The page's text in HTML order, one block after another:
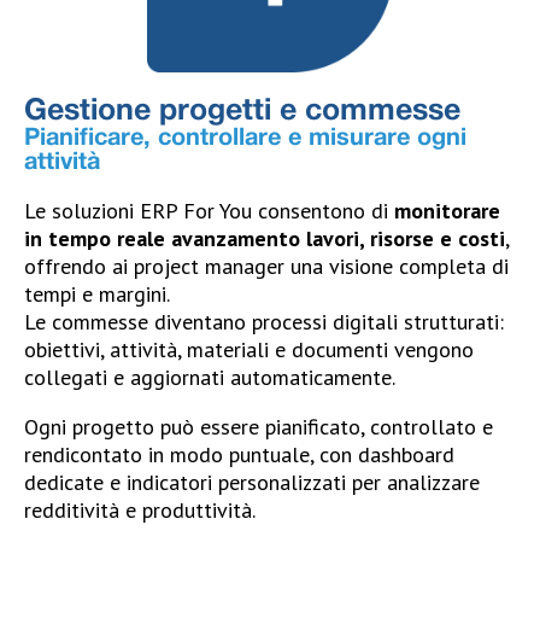
Gestione progetti e commesse
Pianificare, controllare e misurare ogni
attività
Le soluzioni ERP For You consentono di monitorare
in tempo reale avanzamento lavori, risorse e costi,
offrendo ai project manager una visione completa di
tempi e margini.
Le commesse diventano processi digitali strutturati:
obiettivi, attività, materiali e documenti vengono
collegati e aggiornati automaticamente.
Ogni progetto può essere pianificato, controllato e
rendicontato in modo puntuale, con dashboard
dedicate e indicatori personalizzati per analizzare
redditività e produttività.